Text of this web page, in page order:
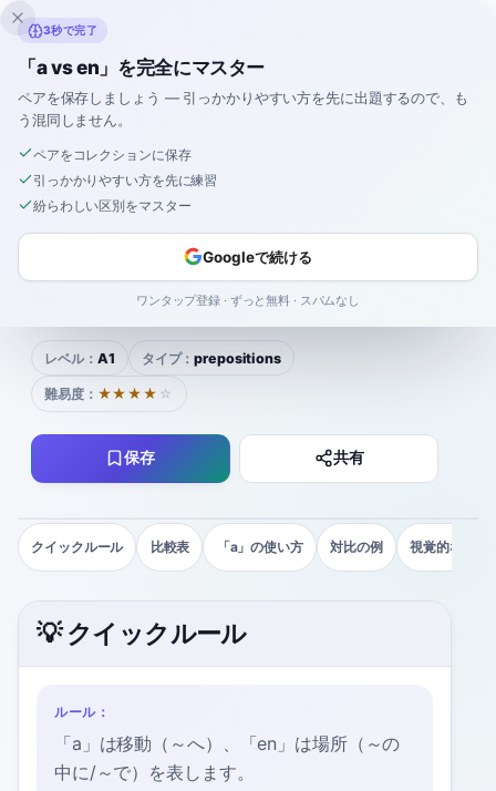
Inklingo
スペイン語›紛らわしいペア
a VS en
|
レベル： A1 タイプ：prepositions
難易度： ★★★★ ☆
保存 共有
クイックルール 比較表 「a」の使い方 対比の例 視覚的な比較
💡 クイックルール
ルール：
「a」は移動（～へ）、「en」は場所（～の
中に/～で）を表します。
3秒で完了
「a vs en」を完全にマスター
ペアを保存しましょう — 引っかかりやすい方を先に出題するので、も
う混同しません。
ペアをコレクションに保存
引っかかりやすい方を先に練習
紛らわしい区別をマスター
Googleで続ける
ワンタップ登録 · ずっと無料 · スパムなし